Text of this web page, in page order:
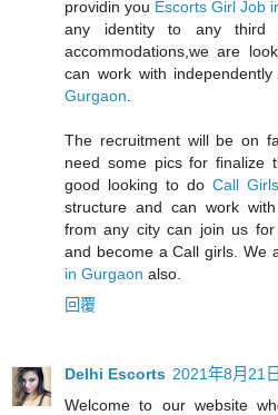
providin you Escorts Girl Job
any identity to any third
accommodations,we are
can work with
Gurgaon
The recruitment will be on
need some pics for finalize
good looking to do Call
structure and can work
from any city can join us for
and become a Call girls. We
in Gurgaon also.
回覆
Delhi Escorts 2021年8月21
Welcome to our website